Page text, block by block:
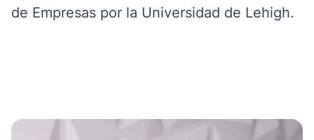
de Empresas por la Universidad de Lehigh.